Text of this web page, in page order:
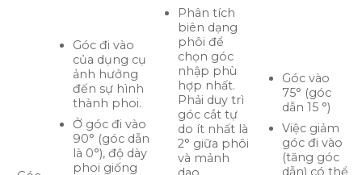
Góc đi vào
của dụng cụ
ảnh hưởng
đến sự hình
thành phoi.
Ở góc đi vào
90° (góc dẫn
là 0°), độ dày
phoi giống
Phân tích
biên dạng
phôi để
chọn góc
nhập phù
hợp nhất.
Phải duy trì
góc cắt tự
do ít nhất là
2° giữa phôi
và mảnh
Góc vào
75° (góc
dẫn 15 °)
Việc giảm
góc đi vào
(tăng góc